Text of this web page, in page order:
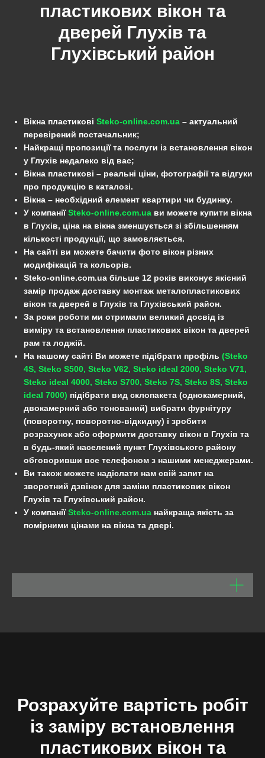
пластикових вікон та
дверей Глухів та
Глухівський район
Вікна пластикові Steko-online.com.ua – актуальний
перевірений постачальник;
Найкращі пропозиції та послуги із встановлення вікон
у Глухів недалеко від вас;
Вікна пластикові – реальні ціни, фотографії та відгуки
про продукцію в каталозі.
Вікна – необхідний елемент квартири чи будинку.
У компаніїSteko-online.com.ua ви можете купити вікна
в Глухів, ціна на вікна зменшується зі збільшенням
кількості продукції, що замовляється.
На сайті ви можете бачити фото вікон різних
модифікацій та кольорів.
Steko-online.com.ua більше 12 років виконує якісний
замір продаж доставку монтаж металопластикових
вікон та дверей в Глухів та Глухівський район.
За роки роботи ми отримали великий досвід із
виміру та встановлення пластикових вікон та дверей
рам та лоджій.
На нашому сайті Ви можете підібрати профіль (Steko
4S, Steko S500, Steko V62, Steko ideal 2000, Steko V71,
Steko ideal 4000, Steko S700, Steko 7S, Steko 8S, Steko
ideal 7000) підібрати вид склопакета (однокамерний,
двокамерний або тонований) вибрати фурнітуру
(поворотну, поворотно-відкидну) і зробити
розрахунок або оформити доставку вікон в Глухів та
в будь-який населений пункт Глухівського району
обговоривши все телефоном з нашими менеджерами.
Ви також можете надіслати нам свій запит на
зворотний дзвінок для заміни пластикових вікон
Глухів та Глухівський район.
У компаніїSteko-online.com.ua найкраща якість за
помірними цінами на вікна та двері.
Розрахуйте вартість робіт
із заміру встановлення
пластикових вікон та